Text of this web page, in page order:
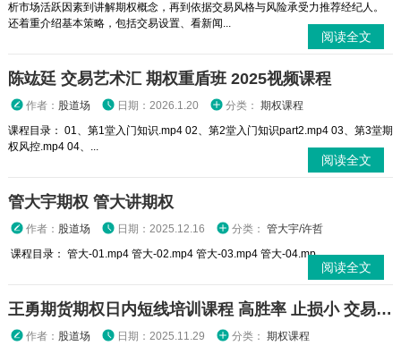
析市场活跃因素到讲解期权概念，再到依据交易风格与风险承受力推荐经纪人。
还着重介绍基本策略，包括交易设置、看新闻...
阅读全文
陈竑廷 交易艺术汇 期权重盾班 2025视频课程
作者： 股道场 日期：2026.1.20 分类： 期权课程
课程目录： 01、第1堂入门知识.mp4 02、第2堂入门知识part2.mp4 03、第3堂期
权风控.mp4 04、...
阅读全文
管大宇期权 管大讲期权
作者： 股道场 日期：2025.12.16 分类： 管大宇/许哲
课程目录： 管大-01.mp4 管大-02.mp4 管大-03.mp4 管大-04.mp...
阅读全文
王勇期货期权日内短线培训课程 高胜率 止损小 交易高手
作者： 股道场 日期：2025.11.29 分类： 期权课程